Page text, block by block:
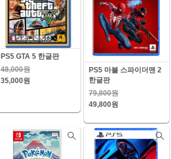
PS5 GTA 5 한글판
48,000원
35,000원
PS5 마블 스파이더맨 2
한글판
79,800원
49,800원